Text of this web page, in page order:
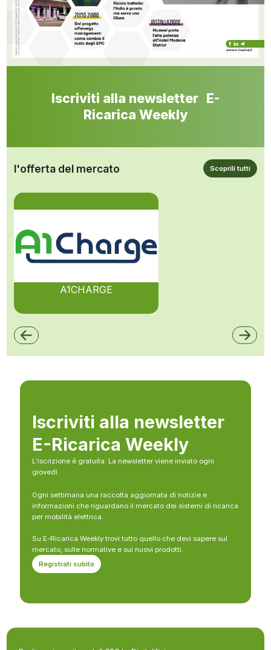
Iscriviti alla newsletter E-
Ricarica Weekly
l'offerta del mercato Scoprili tutti
A1CHARGE
Iscriviti alla newsletter
E-Ricarica Weekly
L’iscrizione è gratuita. La newsletter viene inviato ogni
giovedì
Ogni settimana una raccolta aggiornata di notizie e
informazioni che riguardano il mercato dei sistemi di ricarica
per mobilità elettrica.
Su E-Ricarica Weekly trovi tutto quello che devi sapere sul
mercato, sulle normative e sui nuovi prodotti.
Registrati subito